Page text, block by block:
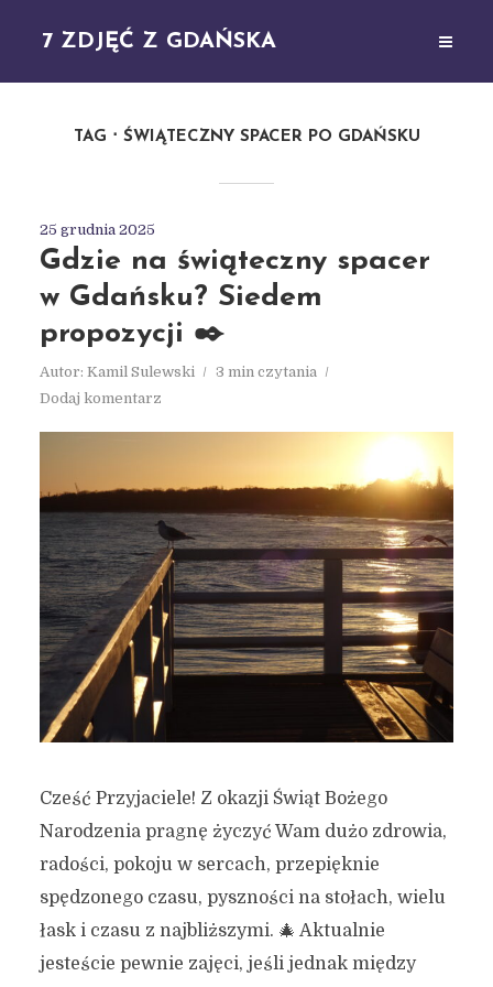
7 ZDJĘĆ Z GDAŃSKA
TAG ŚWIĄTECZNY SPACER PO GDAŃSKU
25 grudnia 2025
Gdzie na świąteczny spacer
w Gdańsku? Siedem
propozycji ✒️
Autor: Kamil Sulewski
3 min czytania
Dodaj komentarz
Cześć Przyjaciele! Z okazji Świąt Bożego
Narodzenia pragnę życzyć Wam dużo zdrowia,
radości, pokoju w sercach, przepięknie
spędzonego czasu, pyszności na stołach, wielu
łask i czasu z najbliższymi. 🎄 Aktualnie
jesteście pewnie zajęci, jeśli jednak między